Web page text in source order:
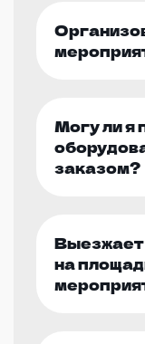
Могу ли я
заказом?
Выезжает
на